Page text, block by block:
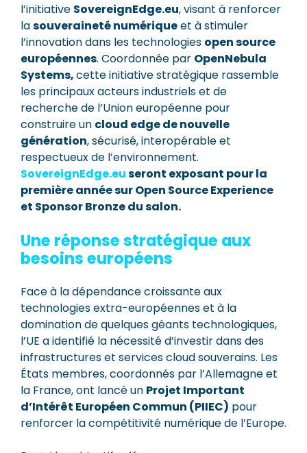
l’initiative SovereignEdge.eu, visant à renforcer
lasouveraineté numériqueet à stimuler
l’innovation dans les technologies open source
européennes. Coordonnée par OpenNebula
Systems,cette initiative stratégique rassemble
les principaux acteurs industriels et de
recherche de l’Union européenne pour
construire un cloud edge de nouvelle
génération, sécurisé, interopérable et
respectueux de l’environnement.
SovereignEdge.euseront exposant pour la
première année sur Open Source Experience
et Sponsor Bronze du salon.
Une réponse stratégique aux
besoins européens
Face à la dépendance croissante aux
technologies extra-européennes et à la
domination de quelques géants technologiques,
l’UE a identifié la nécessité d’investir dans des
infrastructures et services cloud souverains. Les
États membres, coordonnés par l’Allemagne et
la France, ont lancé un Projet Important
d’Intérêt Européen Commun (PIIEC) pour
renforcer la compétitivité numérique de l’Europe.